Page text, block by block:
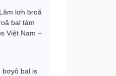
lơh broă
bal tàm
Việt Nam –
bơyô bal is